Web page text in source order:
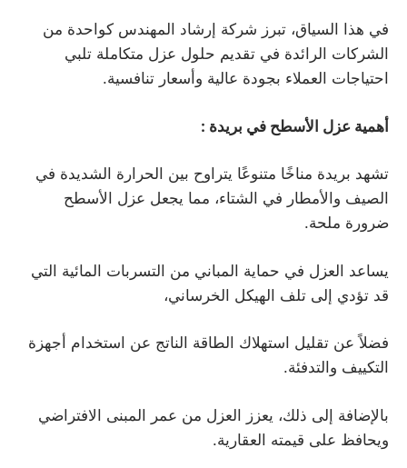
في هذا السياق، تبرز شركة إرشاد المهندس كواحدة من
الشركات الرائدة في تقديم حلول عزل متكاملة تلبي
احتياجات العملاء بجودة عالية وأسعار تنافسية.
أهمية عزل الأسطح في بريدة :
تشهد بريدة مناخًا متنوعًا يتراوح بين الحرارة الشديدة في
الصيف والأمطار في الشتاء، مما يجعل عزل الأسطح
ضرورة ملحة.
يساعد العزل في حماية المباني من التسربات المائية التي
قد تؤدي إلى تلف الهيكل الخرساني،
فضلاً عن تقليل استهلاك الطاقة الناتج عن استخدام أجهزة
التكييف والتدفئة.
بالإضافة إلى ذلك، يعزز العزل من عمر المبنى الافتراضي
ويحافظ على قيمته العقارية.